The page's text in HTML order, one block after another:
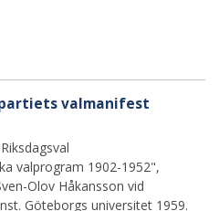
valmanifest
valprogram 1902-1952",
Olov Håkansson vid
Göteborgs universitet 1959.